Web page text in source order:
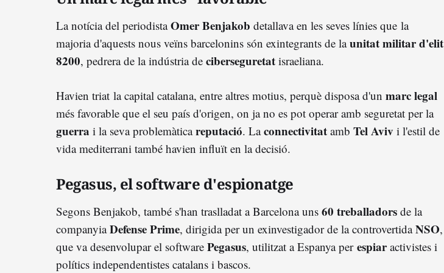
La notícia del periodistaOmer Benjakob detallava en les seves línies que la
majoria d'aquests nous veïns barcelonins són exintegrants de launitat militar d'elit
8200, pedrera de la indústria de ciberseguretat israeliana.
Havien triat la capital catalana, entre altres motius, perquè disposa d'un marc legal
més favorable que el seu país d'origen, on ja no es pot operar amb seguretat per la
guerra i la seva problemàticareputació. Laconnectivitat amb Tel Aviv i l'estil de
vida mediterrani també havien influït en la decisió.
Pegasus, el software d'espionatge
Segons Benjakob, també s'han traslladat a Barcelona uns 60 treballadors de la
companyiaDefense Prime, dirigida per un exinvestigador de la controvertidaNSO,
que va desenvolupar el software Pegasus, utilitzat a Espanya per espiaractivistes i
polítics independentistes catalans i bascos.